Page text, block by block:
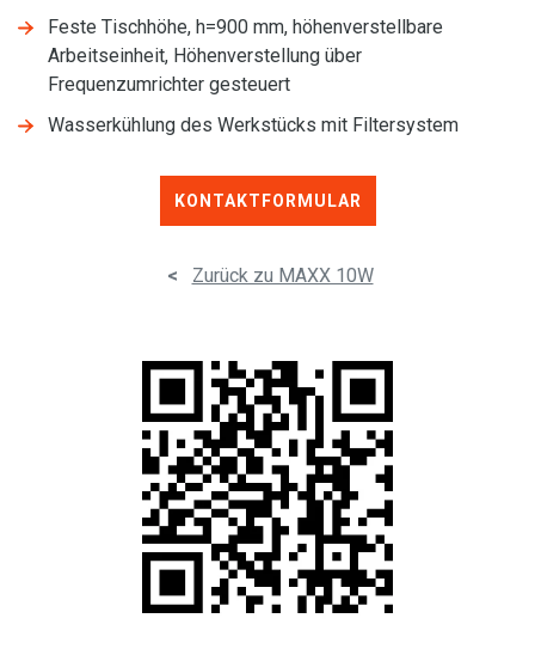
Feste Tischhöhe, h=900 mm, höhenverstellbare
Arbeitseinheit, Höhenverstellung über
Frequenzumrichter gesteuert
Wasserkühlung des Werkstücks mit Filtersystem
KONTAKTFORMULAR
< Zurück zu MAXX 10W